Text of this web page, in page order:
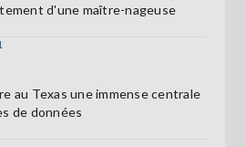
d'une maître-nageuse
au Texas une immense centrale
de données